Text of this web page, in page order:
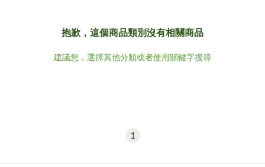
抱歉，這個商品類別沒有相關商品
建議您，選擇其他分類或者使用關鍵字搜尋
1